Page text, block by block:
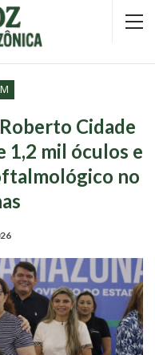
Cidade
1,2 mil óculos e
no